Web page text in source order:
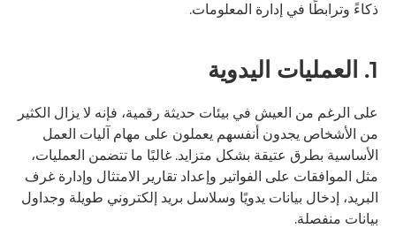
ذكاءً وترابطًا في إدارة المعلومات.
1. العمليات اليدوية
على الرغم من العيش في بيئات حديثة رقمية، فإنه لا يزال الكثير
من الأشخاص يجدون أنفسهم يعملون على مهام آليات العمل
الأساسية بطرق عتيقة بشكل متزايد. غالبًا ما تتضمن العمليات،
مثل الموافقات على الفواتير وإعداد تقارير الامتثال وإدارة غرف
البريد، إدخال بيانات يدويًا وسلاسل بريد إلكتروني طويلة وجداول
بيانات منفصلة.